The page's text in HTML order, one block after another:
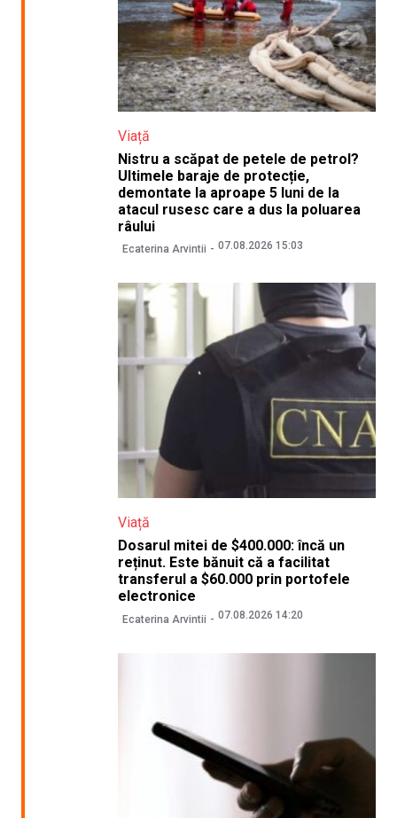
Viață
Nistru a scăpat de petele de petrol?
Ultimele baraje de protecție,
demontate la aproape 5 luni de la
atacul rusesc care a dus la poluarea
râului
Ecaterina Arvintii 07.08.2026 15:03
Viață
Dosarul mitei de $400.000: încă un
reținut. Este bănuit că a facilitat
transferul a $60.000 prin portofele
electronice
Ecaterina Arvintii 07.08.2026 14:20